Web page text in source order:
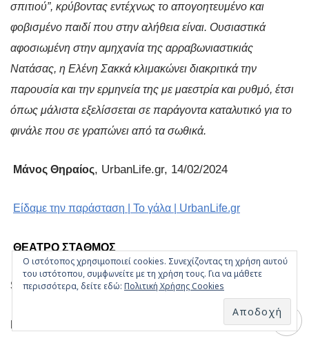
σπιτιού”, κρύβοντας εντέχνως το απογοητευμένο και
φοβισμένο παιδί που στην αλήθεια είναι. Ουσιαστικά
αφοσιωμένη στην αμηχανία της αρραβωνιαστικιάς
Νατάσας, η Ελένη Σακκά κλιμακώνει διακριτικά την
παρουσία και την ερμηνεία της με μαεστρία και ρυθμό, έτσι
όπως μάλιστα εξελίσσεται σε παράγοντα καταλυτικό για το
φινάλε που σε γραπώνει από τα σωθικά.
Μάνος Θηραίος, UrbanLife.gr, 14/02/2024
Είδαμε την παράσταση | Το γάλα | UrbanLife.gr
ΘΕΑΤΡΟ ΣΤΑΘΜΟΣ
Site: https://www.stathmostheatro.com/
Ο ιστότοπος χρησιμοποιεί cookies. Συνεχίζοντας τη χρήση αυτού
του ιστότοπου, συμφωνείτε με τη χρήση τους. Για να μάθετε
περισσότερα, δείτε εδώ: Πολιτική Χρήσης Cookies